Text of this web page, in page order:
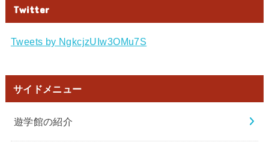
Twitter
Tweets by NgkcjzUIw3OMu7S
サイドメニュー
遊学館の紹介